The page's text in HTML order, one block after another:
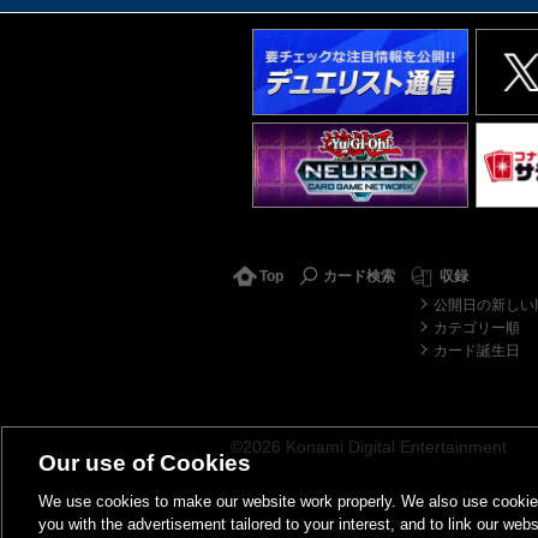
Top カード検索
収録
公開日の新しい
カテゴリー順
カード誕生日
©2026 Konami Digital Entertainment
Our use of Cookies
We use cookies to make our website work properly. We also use
you with the advertisement tailored to your interest, and to link our